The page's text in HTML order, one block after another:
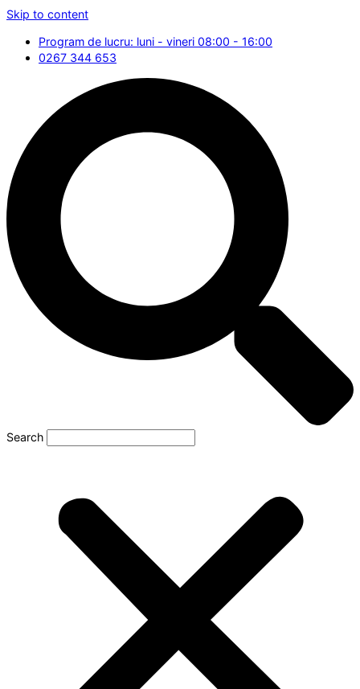
Skip to content
Program de lucru: luni - vineri 08:00 - 16:00
0267 344 653
Search